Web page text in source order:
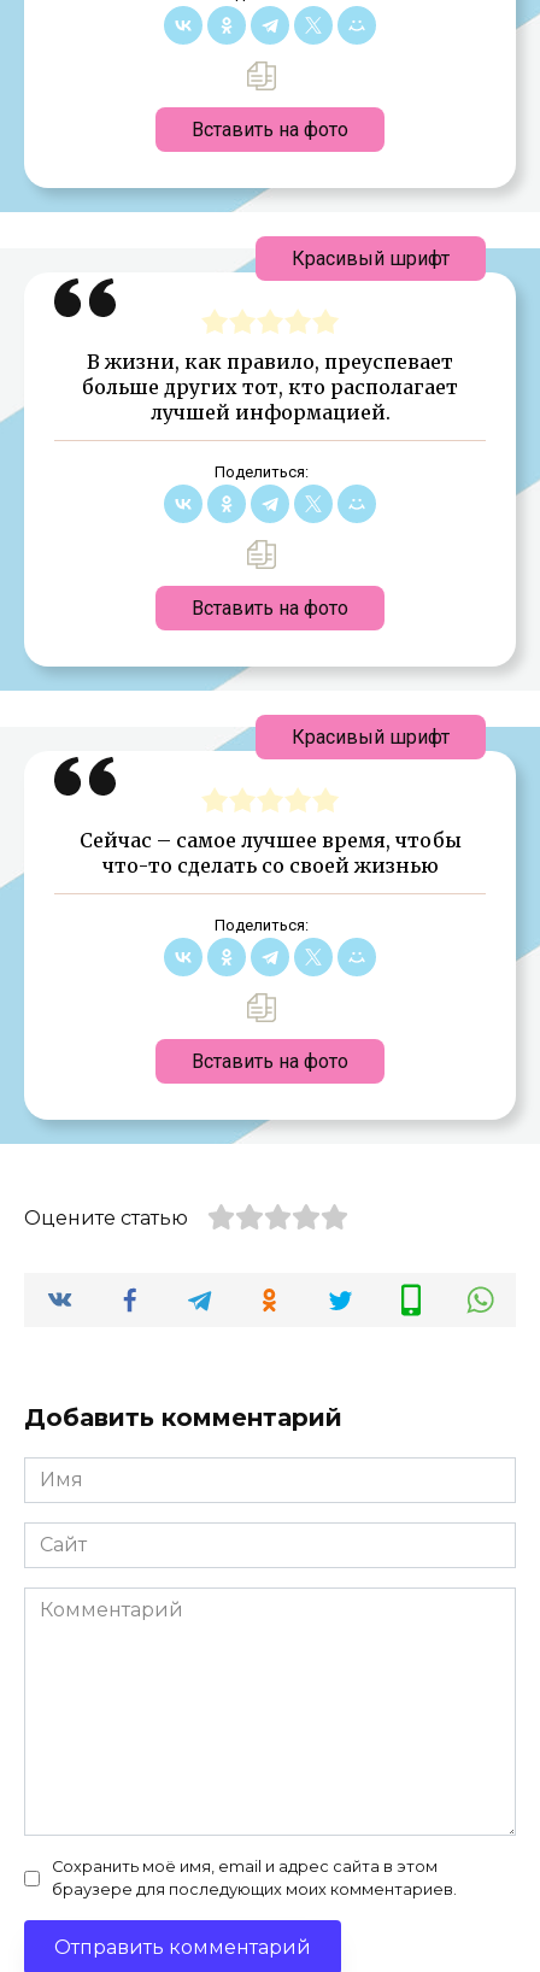
Вставить на фото
В жизни, как правило, преуспевает
больше других тот, кто располагает
лучшей информацией.
Поделиться:
Вставить на фото
Красивый шрифт
Сейчас – самое лучшее время, чтобы
что-то сделать со своей жизнью
Поделиться:
Вставить на фото
Красивый шрифт
Оцените статью
Добавить комментарий
Имя
*
Сайт
Комментарий
Сохранить моё имя, email и адрес сайта в этом
браузере для последующих моих комментариев.